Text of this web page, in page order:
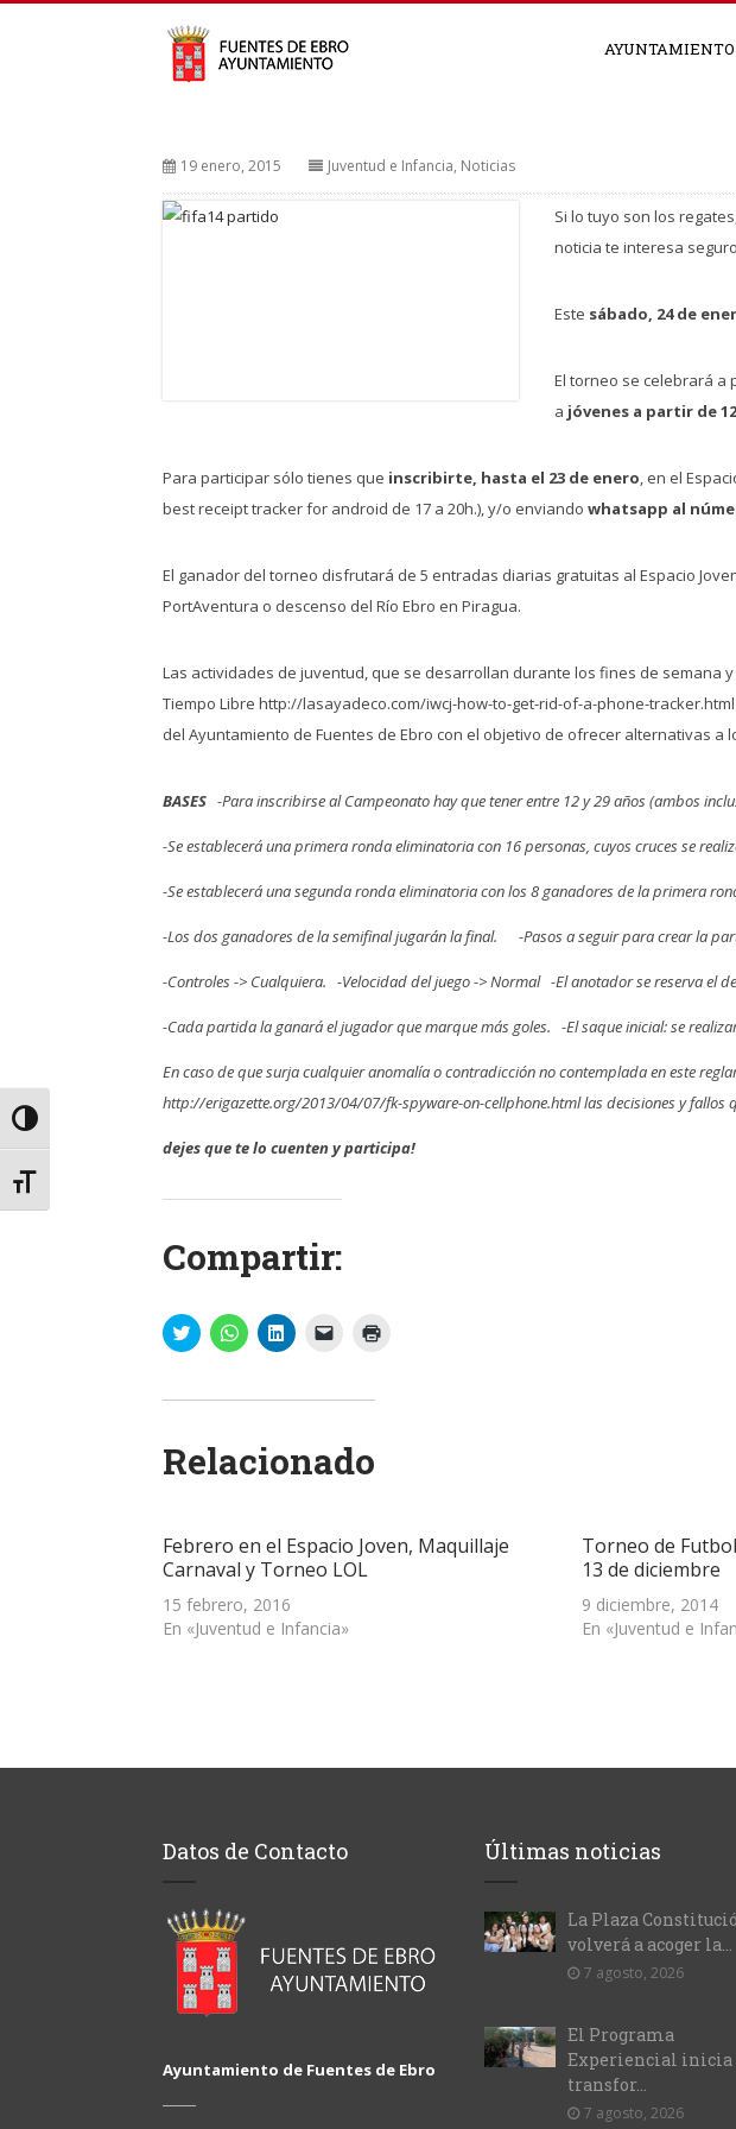
Alternar alto contraste
Alternar tamaño de letra
AYUNTAMIENTO
19 enero, 2015 Juventud e Infancia, Noticias
Si lo tuyo son los
noticia te interesa
Este sábado, 24 de
El torneo se celebrará a
a jóvenes a partir de
Para participar sólo tienes que inscribirte, hasta el 23 de enero, en el
best receipt tracker for android de 17 a 20h.), y/o enviando whatsapp al
El ganador del torneo disfrutará de 5 entradas diarias gratuitas al Espacio
PortAventura o descenso del Río Ebro en Piragua.
Las actividades de juventud, que se desarrollan durante los fines de semana
Tiempo Libre http://lasayadeco.com/iwcj-how-to-get-rid-of-a-phone-tracker.html
del Ayuntamiento de Fuentes de Ebro con el objetivo de ofrecer alternativas
BASES -Para inscribirse al Campeonato hay que tener entre 12 y 29 años (ambos
-Se establecerá una primera ronda eliminatoria con 16 personas, cuyos cruces se
-Se establecerá una segunda ronda eliminatoria con los 8 ganadores de la primera
-Los dos ganadores de la semifinal jugarán la final. -Pasos a seguir para crear la
-Controles -> Cualquiera. -Velocidad del juego -> Normal -El anotador se reserva el
-Cada partida la ganará el jugador que marque más goles. -El saque inicial: se
En caso de que surja cualquier anomalía o contradicción no contemplada en este
http://erigazette.org/2013/04/07/fk-spyware-on-cellphone.htmllas decisiones y fallos
dejes que te lo cuenten y participa!
Compartir:
Haz
clic
Twitter
en
una
Haz
clic
WhatsApp
en
una
Haz
clic
LinkedIn
en
una
Haz
enlace
electrónico
a
en
una
ventana
Relacionado
Febrero en el Espacio Joven, Maquillaje
Carnaval y Torneo LOL
15 febrero, 2016
En «Juventud e Infancia»
Torneo de
13 de diciembre
9 diciembre, 2014
En «Juventud e
Datos de Contacto
Ayuntamiento de Fuentes de Ebro
Últimas noticias
La Plaza
volverá a acoger la...
7 agosto, 2026
El Programa
Experiencial inicia
transfor...
7 agosto, 2026